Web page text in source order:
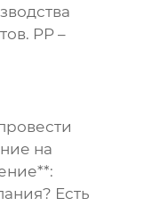
PP –
на
Есть